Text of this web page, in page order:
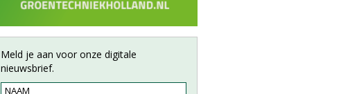
Meld je aan voor onze digitale
nieuwsbrief.